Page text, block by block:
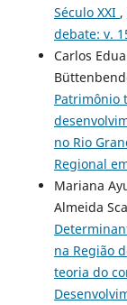
Século XXI ,
debate: v.
Carlos
Patrimônio
no Rio
Regional
Mariana
Almeida
na Região
teoria do